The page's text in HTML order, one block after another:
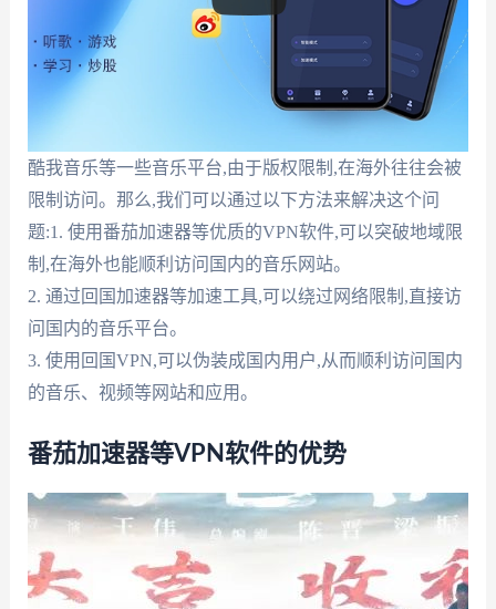
酷我音乐等一些音乐平台,由于版权限制,在海外往往会被
限制访问。那么,我们可以通过以下方法来解决这个问
题:1. 使用番茄加速器等优质的VPN软件,可以突破地域限
制,在海外也能顺利访问国内的音乐网站。
2. 通过回国加速器等加速工具,可以绕过网络限制,直接访
问国内的音乐平台。
3. 使用回国VPN,可以伪装成国内用户,从而顺利访问国内
的音乐、视频等网站和应用。
番茄加速器等VPN软件的优势